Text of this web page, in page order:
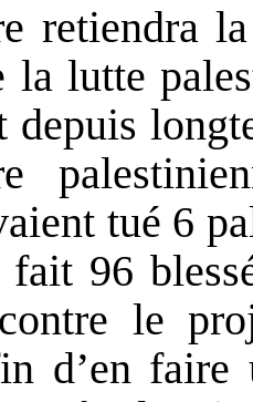
retiendra
la lutte
depuis
tué 6
96
le
d’en